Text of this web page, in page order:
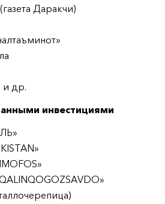
Даракчи)
др.
инвестициями